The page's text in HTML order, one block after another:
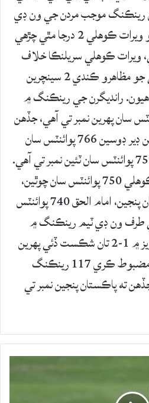
رينڪنگ موجب مردن جي ون ڊي
بيٽنگ رينڪنگ ۾ ڀارت جو ويرات ڪوهلي 2 درجا مٿي چڙهي
ويرات ڪوهلي سريلنڪا خلاف
سيريز ۾ شاندار ڪارڪردگي جو مظاهرو ڪندي 2 سينچرين
هيون. رانديگرن جي رينڪنگ ۾
اعظم 887 پوائنٽس سان پهرين نمبر تي آهي، جڏهن
ته ڏکڻ آفريڪا جو راسي وين ڊير ڊوسين 766 پوائنٽس سان
ٻئين ۽ ڪوئنٽن ڊي ڪاڪ 759 پوائنٽس سان ٽئين نمبر تي آهي.
اڳوڻو ڀارتي ڪپتان ويرات ڪوهلي 750 پوائنٽس سان چوٿين،
ڊيون وارنر 747 پوائنٽس سان پنجين، امام الحق 740 پوائنٽس
طرف ون ڊي ٽيم رينڪنگ ۾
نيوزيلينڊ پاڪستان کي سيريز ۾ 1-2 تان شڪست ڏئي پهرين
پوزيشن تي پنهنجي گرفت مضبوط ڪري 117 رينڪنگ
ته پاڪستان پنجين نمبر تي